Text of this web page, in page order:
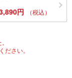
円 （税込）
さい。